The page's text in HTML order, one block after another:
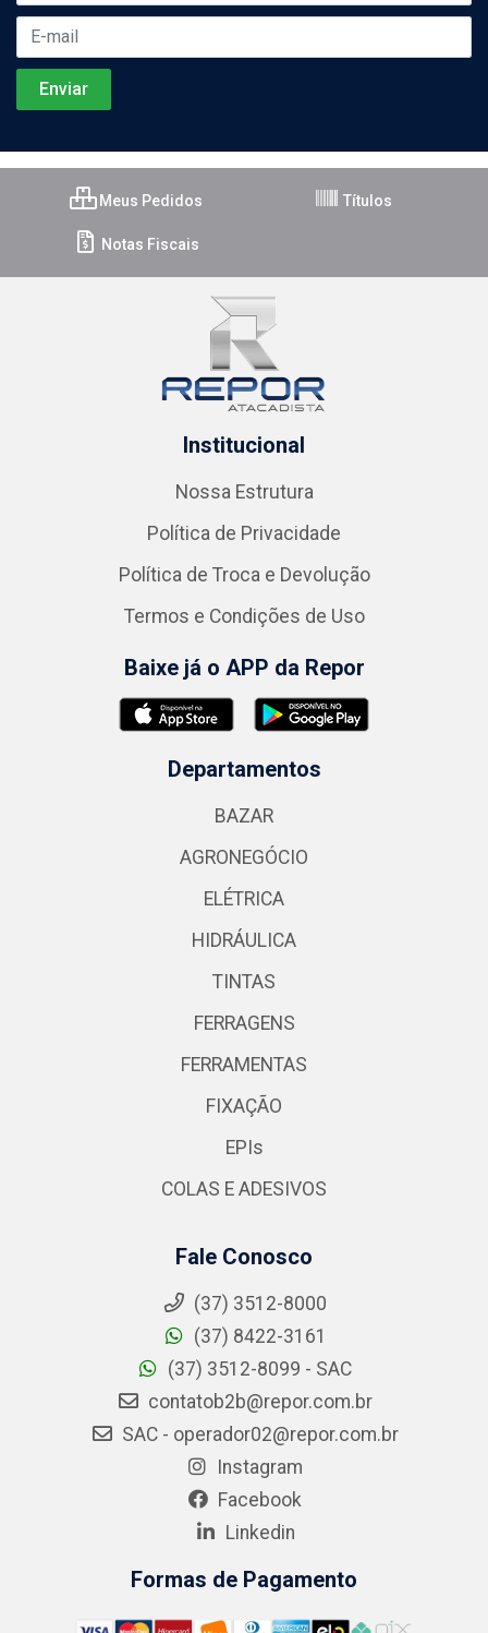
Meus Pedidos Títulos
Notas Fiscais
Institucional
Nossa Estrutura
Política de Privacidade
Política de Troca e Devolução
Termos e Condições de Uso
Baixe já o APP da Repor
Departamentos
BAZAR
AGRONEGÓCIO
ELÉTRICA
HIDRÁULICA
TINTAS
FERRAGENS
FERRAMENTAS
FIXAÇÃO
EPIs
COLAS E ADESIVOS
Fale Conosco
(37) 3512-8000
(37) 8422-3161
(37) 3512-8099 - SAC
contatob2b@repor.com.br
SAC - operador02@repor.com.br
Instagram
Facebook
Linkedin
Formas de Pagamento